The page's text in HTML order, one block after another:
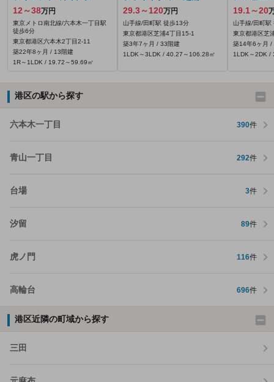
12～38万円
東京メトロ南北線/六本木一丁目駅
徒歩6分
東京都港区六本木2丁目2-11
築22年8ヶ月 / 13階建
1R～1LDK / 19.72～59.69㎡
29.3～120万円
山手線/田町駅 徒歩13分
東京都港区芝浦4丁目15-1
築3年7ヶ月 / 33階建
1LDK～3LDK / 40.27～106.28㎡
19.1～20
山手線/田町駅
東京都港区芝
築14年6ヶ月 /
1LDK～2DK /
港区の駅から探す
六本木一丁目 390件
青山一丁目 292件
台場 3件
汐留 89件
虎ノ門 116件
高輪台 696件
港区近隣の町域から探す
三田